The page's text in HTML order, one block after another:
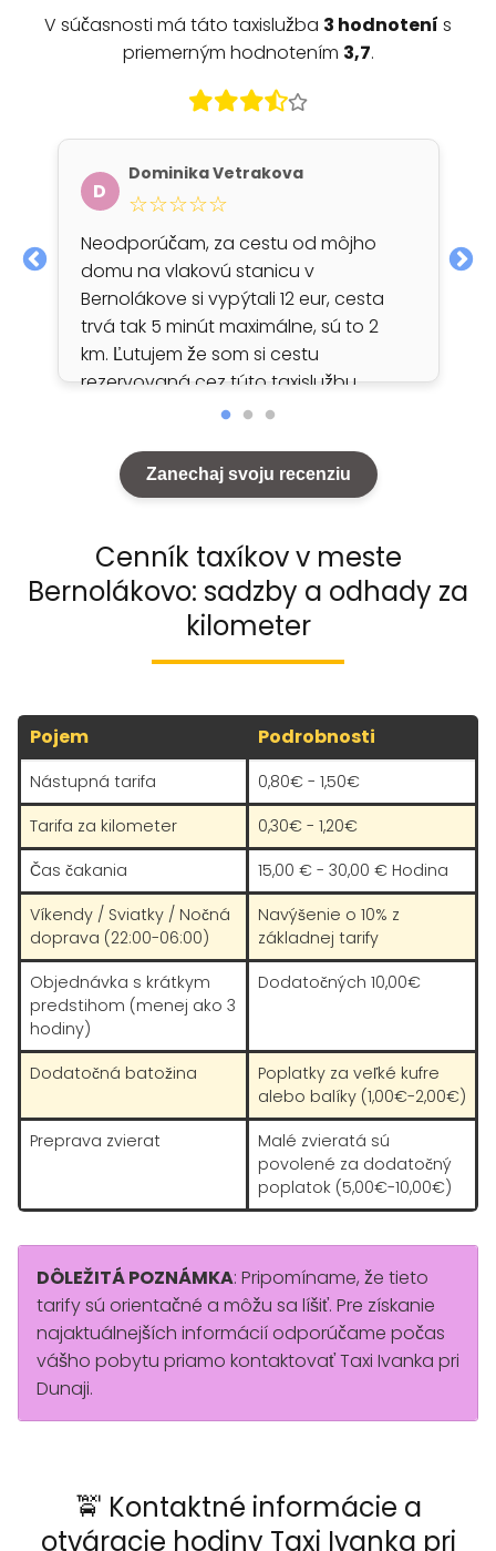
V súčasnosti má táto taxislužba 3 hodnotení s
priemerným hodnotením 3,7.
D
Dominika Vetrakova
☆☆☆☆☆
Neodporúčam, za cestu od môjho
domu na vlakovú stanicu v
Bernolákove si vypýtali 12 eur, cesta
trvá tak 5 minút maximálne, sú to 2
km. Ľutujem že som si cestu
rezervovaná cez túto taxislužbu.
Zanechaj svoju recenziu
Cenník taxíkov v meste
Bernolákovo: sadzby a odhady za
kilometer
Pojem Podrobnosti
Nástupná tarifa
0,80€ - 1,50€
Tarifa za kilometer
0,30€ - 1,20€
Čas čakania
15,00 € - 30,00 € Hodina
Víkendy / Sviatky / Nočná
doprava (22:00-06:00)
Navýšenie o 10% z
základnej tarify
Objednávka s krátkym
predstihom (menej ako 3
hodiny)
Dodatočných 10,00€
Dodatočná batožina
Poplatky za veľké kufre
alebo balíky (1,00€-2,00€)
Preprava zvierat
Malé zvieratá sú
povolené za dodatočný
poplatok (5,00€-10,00€)
DÔLEŽITÁ POZNÁMKA: Pripomíname, že tieto
tarify sú orientačné a môžu sa líšiť. Pre získanie
najaktuálnejších informácií odporúčame počas
vášho pobytu priamo kontaktovať Taxi Ivanka pri
Dunaji.
🚖 Kontaktné informácie a
otváracie hodiny Taxi Ivanka pri